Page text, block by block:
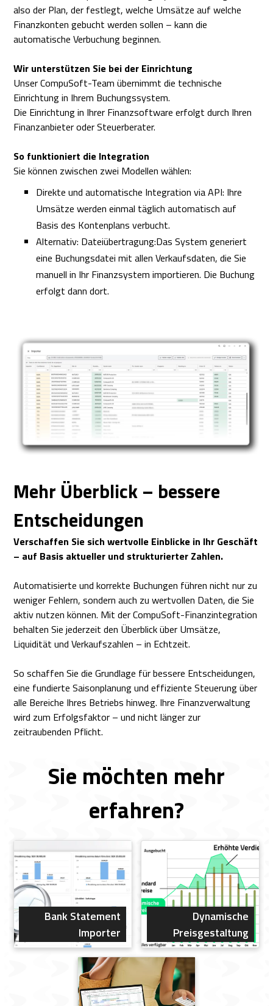
also der Plan, der festlegt, welche Umsätze auf welche
Finanzkonten gebucht werden sollen – kann die
automatische Verbuchung beginnen.
Wir unterstützen Sie bei der Einrichtung
Unser CompuSoft-Team übernimmt die technische
Einrichtung in Ihrem Buchungssystem.
Die Einrichtung in Ihrer Finanzsoftware erfolgt durch Ihren
Finanzanbieter oder Steuerberater.
So funktioniert die Integration
Sie können zwischen zwei Modellen wählen:
Direkte und automatische Integration via API: Ihre
Umsätze werden einmal täglich automatisch auf
Basis des Kontenplans verbucht.
Alternativ: Dateiübertragung:Das System generiert
eine Buchungsdatei mit allen Verkaufsdaten, die Sie
manuell in Ihr Finanzsystem importieren. Die Buchung
erfolgt dann dort.
Mehr Überblick – bessere
Entscheidungen
Verschaffen Sie sich wertvolle Einblicke in Ihr Geschäft
– auf Basis aktueller und strukturierter Zahlen.
Automatisierte und korrekte Buchungen führen nicht nur zu
weniger Fehlern, sondern auch zu wertvollen Daten, die Sie
aktiv nutzen können. Mit der CompuSoft-Finanzintegration
behalten Sie jederzeit den Überblick über Umsätze,
Liquidität und Verkaufszahlen – in Echtzeit.
So schaffen Sie die Grundlage für bessere Entscheidungen,
eine fundierte Saisonplanung und effiziente Steuerung über
alle Bereiche Ihres Betriebs hinweg. Ihre Finanzverwaltung
wird zum Erfolgsfaktor – und nicht länger zur
zeitraubenden Pflicht.
Sie möchten mehr
erfahren?
Bank Statement
Importer
Dynamische
Preisgestaltung